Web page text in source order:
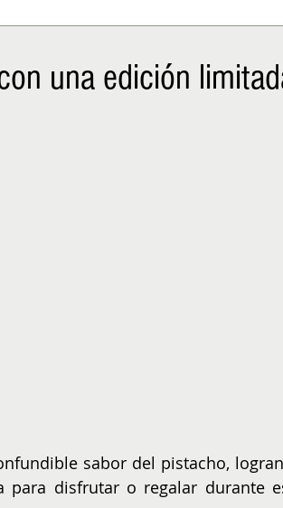
una edición
sabor del pistacho,
para disfrutar o regalar durante